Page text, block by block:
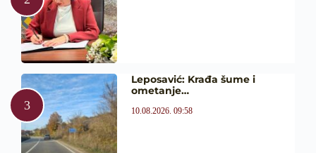
Leposavić: Krađa šume i
ometanje…
10.08.2026. 09:58